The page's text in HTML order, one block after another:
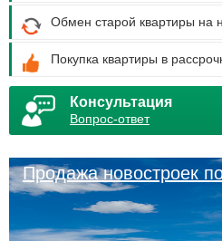
Обмен старой квартиры на
Покупка квартиры в
Консультация
Вопрос-ответ
Продажа новостроек